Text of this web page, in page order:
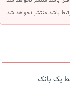
باشد منتشر نخواهد شد.
یک بانک